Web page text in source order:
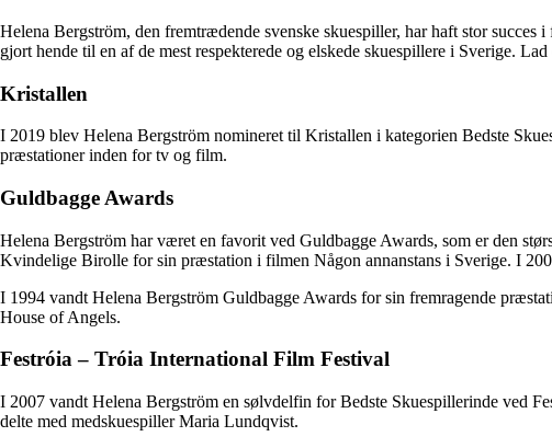
Helena Bergström, den fremtrædende svenske skuespiller, har haft stor
gjort hende til en af de mest respekterede og elskede skuespillere i Sverige.
Kristallen
I 2019 blev Helena Bergström nomineret til Kristallen i kategorien Bedste
præstationer inden for tv og film.
Guldbagge Awards
Helena Bergström har været en favorit ved Guldbagge Awards, som er den
Kvindelige Birolle for sin præstation i filmen Någon annanstans i Sverige. I
I 1994 vandt Helena Bergström Guldbagge Awards for sin fremragende
House of Angels.
Festróia – Tróia International Film Festival
I 2007 vandt Helena Bergström en sølvdelfin for Bedste Skuespillerinde ved
delte med medskuespiller Maria Lundqvist.